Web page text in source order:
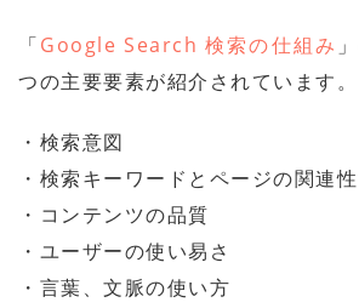
「Google Search 検索の仕組み
つの主要要素が紹介されています。
・検索意図
・検索キーワードとページの関連性
・コンテンツの品質
・ユーザーの使い易さ
・言葉、文脈の使い方